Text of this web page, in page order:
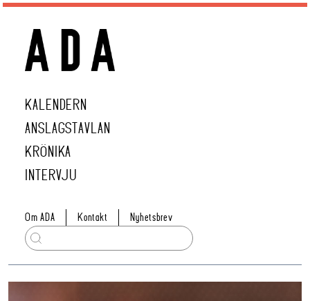
KALENDERN
ANSLAGSTAVLAN
KRÖNIKA
INTERVJU
Om ADA Kontakt Nyhetsbrev